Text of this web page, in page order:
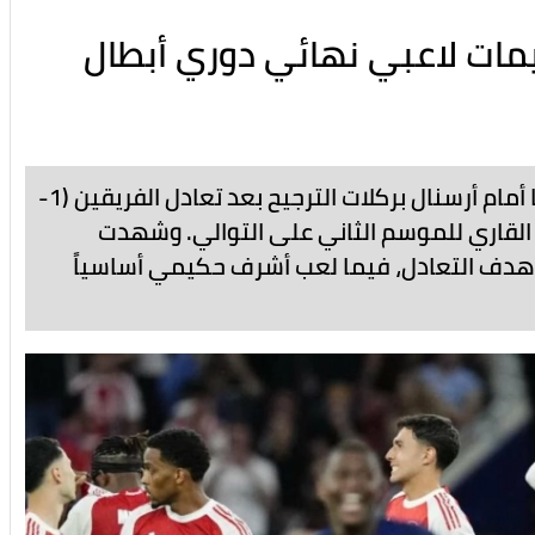
لاعبي نهائي دوري أبطال
حسم باريس سان جيرمان نهائي دوري أبطال أوروبا أمام أرسنال بركلات الترجيح بعد تعادل الفريقين (1-
القاري للموسم الثاني على التوالي. وشهدت
هدف التعادل، فيما لعب أشرف حكيمي أساسياً